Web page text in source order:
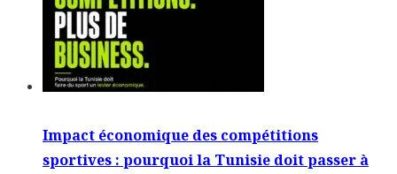
Impact économique des compétitions
sportives : pourquoi la Tunisie doit passer à